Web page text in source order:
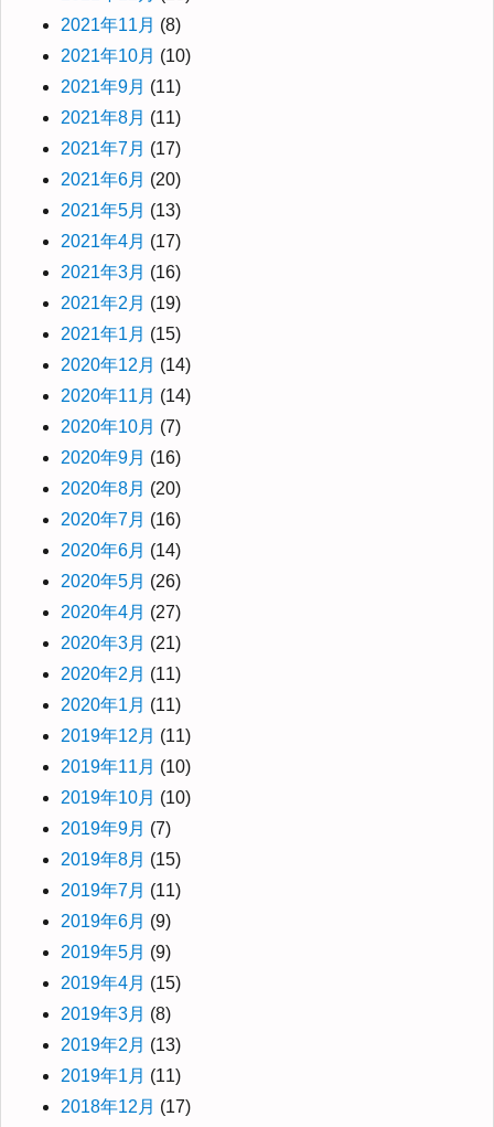
2021年11月 (8)
2021年10月 (10)
2021年9月 (11)
2021年8月 (11)
2021年7月 (17)
2021年6月 (20)
2021年5月 (13)
2021年4月 (17)
2021年3月 (16)
2021年2月 (19)
2021年1月 (15)
2020年12月 (14)
2020年11月 (14)
2020年10月 (7)
2020年9月 (16)
2020年8月 (20)
2020年7月 (16)
2020年6月 (14)
2020年5月 (26)
2020年4月 (27)
2020年3月 (21)
2020年2月 (11)
2020年1月 (11)
2019年12月 (11)
2019年11月 (10)
2019年10月 (10)
2019年9月 (7)
2019年8月 (15)
2019年7月 (11)
2019年6月 (9)
2019年5月 (9)
2019年4月 (15)
2019年3月 (8)
2019年2月 (13)
2019年1月 (11)
2018年12月 (17)